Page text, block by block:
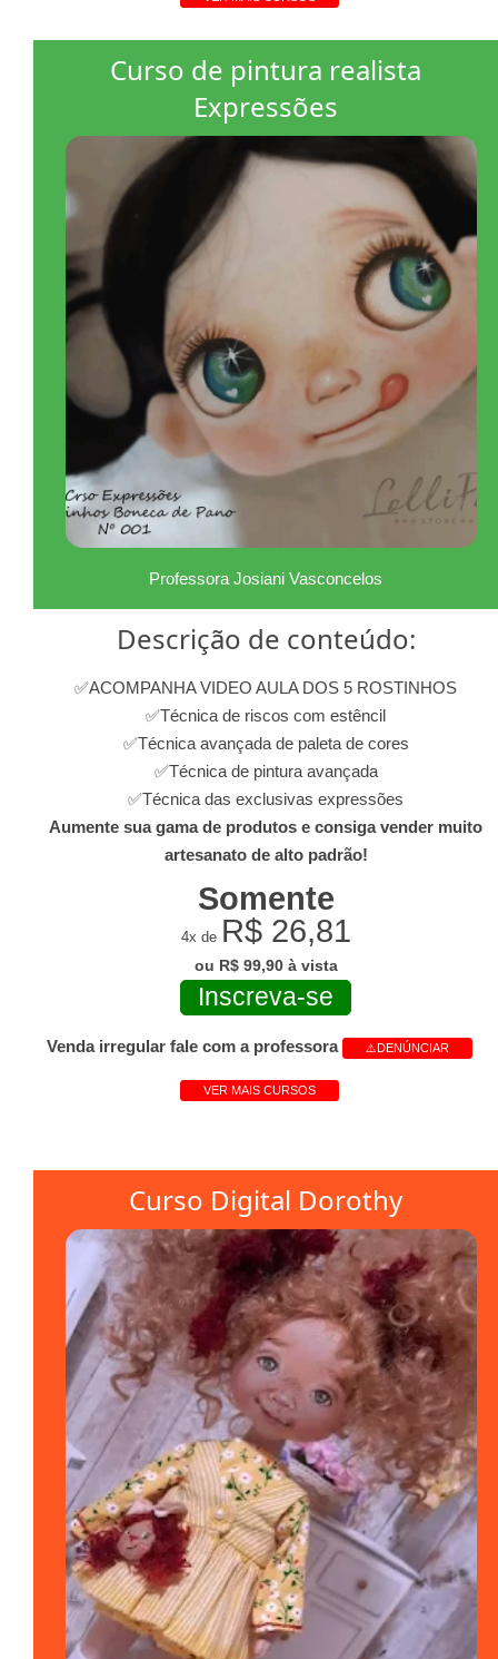
Curso de pintura realista
Expressões
Professora Josiani Vasconcelos
Descrição de conteúdo:
✅ACOMPANHA VIDEO AULA DOS 5 ROSTINHOS
✅Técnica de riscos com estêncil
✅Técnica avançada de paleta de cores
✅Técnica de pintura avançada
✅Técnica das exclusivas expressões
Aumente sua gama de produtos e consiga vender muito
artesanato de alto padrão!
Somente
4x de R$ 26,81
ou R$ 99,90 à vista
Inscreva-se
Venda irregular fale com a professora ⚠️DENÚNCIAR
VER MAIS CURSOS
Curso Digital Dorothy